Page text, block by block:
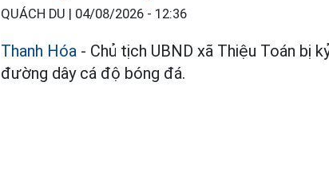
QUÁCH DU | 04/08/2026 - 12:36
Thanh Hóa - Chủ tịch UBND xã Thiệu Toán bị
đường dây cá độ bóng đá.